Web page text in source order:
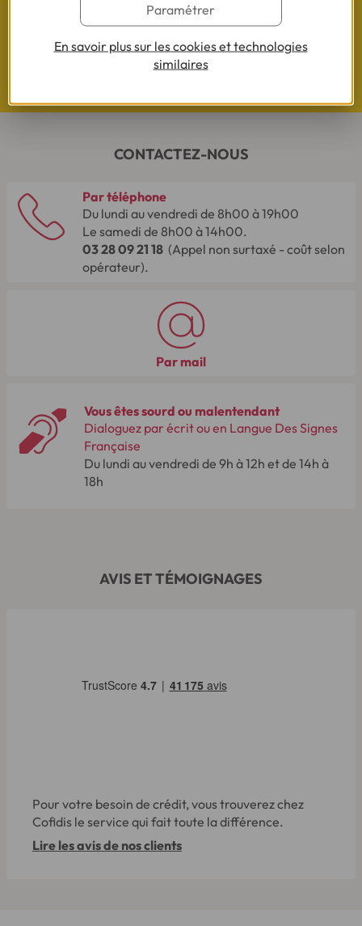
Questions de Budget
CONTACTEZ-NOUS
Par téléphone
Du lundi au vendredi de 8h00 à 19h00
Le samedi de 8h00 à 14h00.
03 28 09 21 18 (Appel non surtaxé - coût selon
opérateur).
Par mail
Vous êtes sourd ou malentendant
Dialoguez par écrit ou en Langue Des Signes
Française
Du lundi au vendredi de 9h à 12h et de 14h à
18h
AVIS ET TÉMOIGNAGES
Pour votre besoin de crédit, vous trouverez chez
Cofidis le service qui fait toute la différence.
Lire les avis de nos clients
Paramétrer
En savoir plus sur les cookies et technologies
similaires